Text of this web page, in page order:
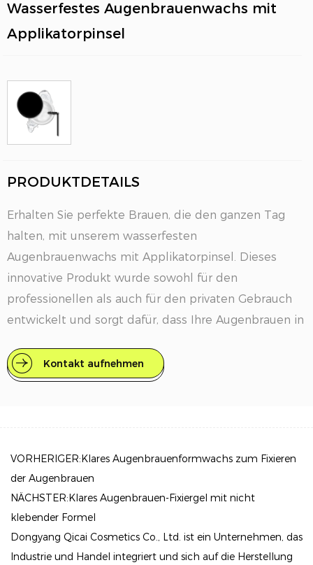
Wasserfestes Augenbrauenwachs mit
Applikatorpinsel
PRODUKTDETAILS
Erhalten Sie perfekte Brauen, die den ganzen Tag
halten, mit unserem wasserfesten
Augenbrauenwachs mit Applikatorpinsel. Dieses
innovative Produkt wurde sowohl für den
professionellen als auch für den privaten Gebrauch
entwickelt und sorgt dafür, dass Ihre Augenbrauen in
regnerischen Tagen bis hin zu schweißtreibenden
Trainingseinheiten. Mit der pflegenden Formel und
Haltbar und langlebig: Erleben Sie
außergewöhnlichen Halt mit unserem wasserfesten
Augenbrauenwachs, das so formuliert ist, dass es
nicht verblasst und verschmiert, sodass Ihre Brauen
den ganzen Tag über makellos aussehen.
Kontakt aufnehmen
VORHERIGER:Klares Augenbrauenformwachs zum Fixieren
der Augenbrauen
NÄCHSTER:Klares Augenbrauen-Fixiergel mit nicht
klebender Formel
Dongyang Qicai Cosmetics Co., Ltd. ist ein Unternehmen, das
Industrie und Handel integriert und sich auf die Herstellung